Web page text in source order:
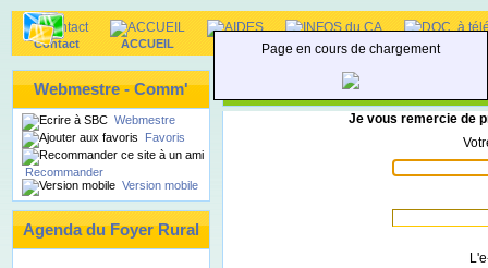
Page en cours de chargement
Contact ACCUEIL INFOS du CA DOC. à
Webmestre - Comm'
Webmestre
Favoris
Recommander
Version mobile
Agenda du Foyer Rural
Recommander ce site à un
Je vous remercie de